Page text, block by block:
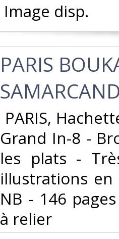
‎ Image disp.‎
‎PARIS
PARIS,
Grand In-8 -
les plats -
illustrations en
NB - 146
à relier ‎